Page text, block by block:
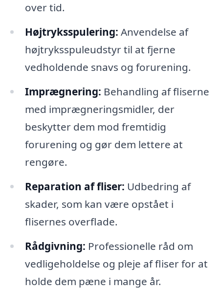
over tid.
Højtryksspulering: Anvendelse af
højtryksspuleudstyr til at fjerne
vedholdende snavs og forurening.
Imprægnering: Behandling af fliserne
med imprægneringsmidler, der
beskytter dem mod fremtidig
forurening og gør dem lettere at
rengøre.
Reparation af fliser: Udbedring af
skader, som kan være opstået i
flisernes overflade.
Rådgivning: Professionelle råd om
vedligeholdelse og pleje af fliser for at
holde dem pæne i mange år.